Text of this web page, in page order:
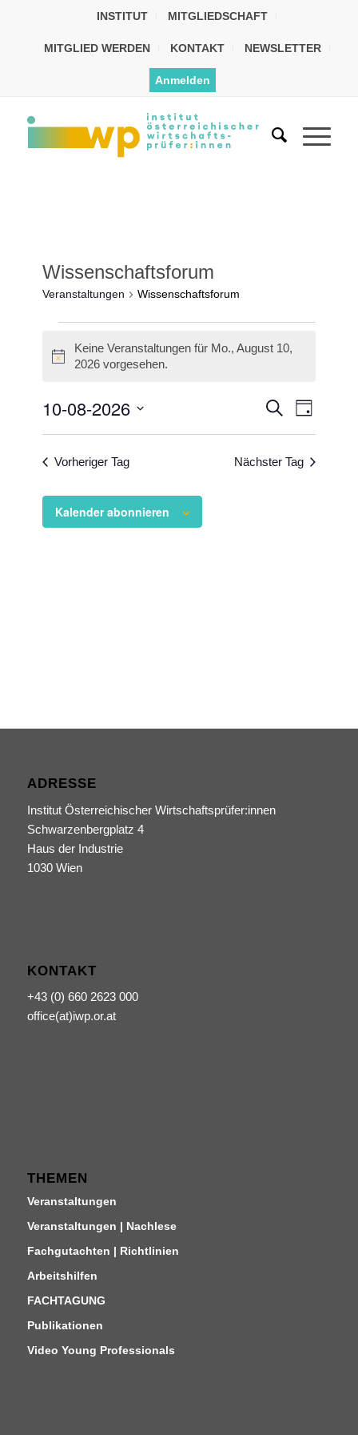
INSTITUT MITGLIEDSCHAFT
MITGLIED WERDEN KONTAKT NEWSLETTER
Anmelden
Wissenschaftsforum
Veranstaltungen Wissenschaftsforum
Hinweis
Keine Veranstaltungen für Mo., August 10,
2026 vorgesehen.
Suche
und
Suche
Tag
10-08-2026
Vorheriger Tag Nächster Tag
Kalender abonnieren
ADRESSE
Institut Österreichischer Wirtschaftsprüfer:innen
Schwarzenbergplatz 4
Haus der Industrie
1030 Wien
KONTAKT
+43 (0) 660 2623 000
office(at)iwp.or.at
THEMEN
Veranstaltungen
Veranstaltungen | Nachlese
Fachgutachten | Richtlinien
Arbeitshilfen
FACHTAGUNG
Publikationen
Video Young Professionals